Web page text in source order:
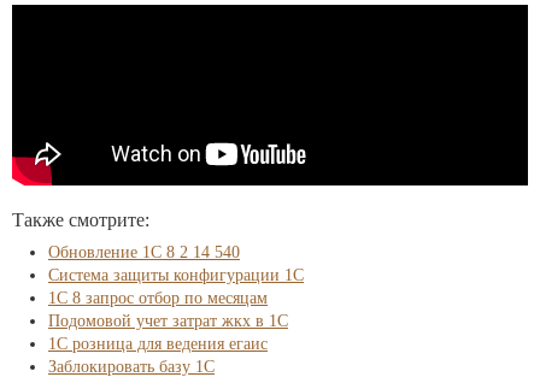
Также смотрите:
Обновление 1С 8 2 14 540
Система защиты конфигурации 1С
1С 8 запрос отбор по месяцам
Подомовой учет затрат жкх в 1С
1С розница для ведения егаис
Заблокировать базу 1С